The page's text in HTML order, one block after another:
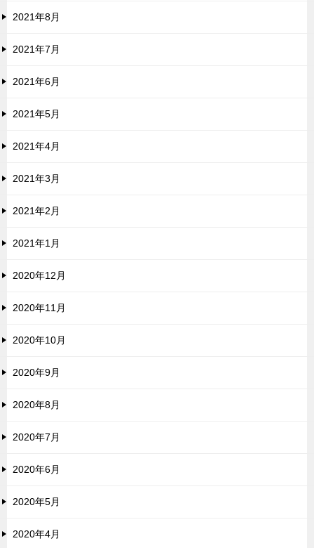
2021年8月
2021年7月
2021年6月
2021年5月
2021年4月
2021年3月
2021年2月
2021年1月
2020年12月
2020年11月
2020年10月
2020年9月
2020年8月
2020年7月
2020年6月
2020年5月
2020年4月